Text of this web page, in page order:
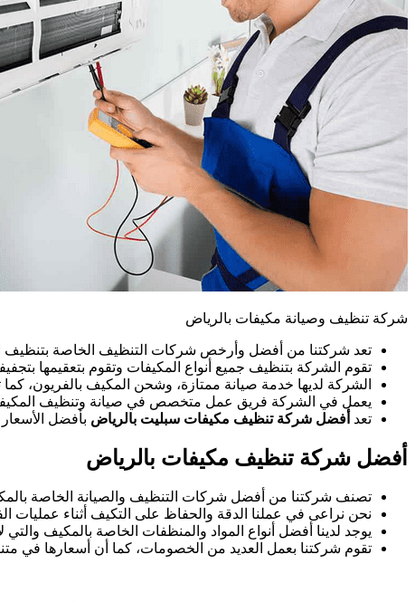
شركة تنظيف وصيانة مكيفات بالرياض
تعد شركتنا من أفضل وأرخص شركات التنظيف الخاصة بتنظيف
تقوم الشركة بتنظيف جميع أنواع المكيفات وتقوم بتعقيمها
الشركة لديها خدمة صيانة ممتازة، وشحن المكيف بالفريون،
يعمل في الشركة فريق عمل متخصص في صيانة وتنظيف
تعد أفضل شركة تنظيف مكيفات سبليت بالرياض بأفضل
أفضل شركة تنظيف مكيفات بالرياض
تصنف شركتنا من أفضل شركات التنظيف والصيانة الخاصة
نحن نراعى في عملنا الدقة والحفاظ على التكيف أثناء عمليات
يوجد لدينا أفضل أنواع المواد والمنظفات الخاصة بالمكيف
تقوم شركتنا بعمل العديد من الخصومات، كما أن أسعارها في